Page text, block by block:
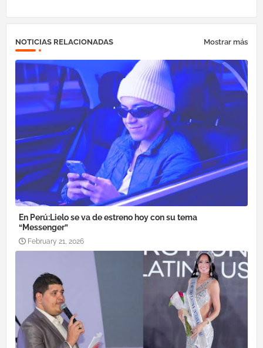
NOTICIAS RELACIONADAS Mostrar más
En Perú:Lielo se va de estreno hoy con su tema
“Messenger”
February 21, 2026